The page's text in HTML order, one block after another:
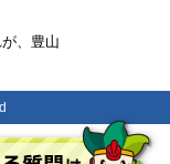
、豊山